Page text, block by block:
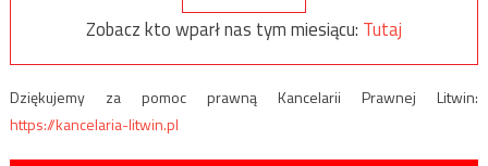
Zobacz kto wparł nas tym miesiącu: Tutaj
Dziękujemy za pomoc prawną Kancelarii Prawnej Litwin:
https://kancelaria-litwin.pl